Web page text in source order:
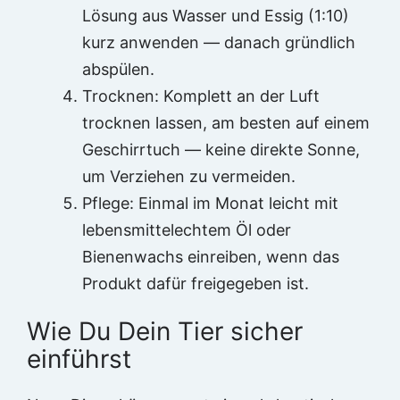
Lösung aus Wasser und Essig (1:10)
kurz anwenden — danach gründlich
abspülen.
Trocknen: Komplett an der Luft
trocknen lassen, am besten auf einem
Geschirrtuch — keine direkte Sonne,
um Verziehen zu vermeiden.
Pflege: Einmal im Monat leicht mit
lebensmittelechtem Öl oder
Bienenwachs einreiben, wenn das
Produkt dafür freigegeben ist.
Wie Du Dein Tier sicher
einführst